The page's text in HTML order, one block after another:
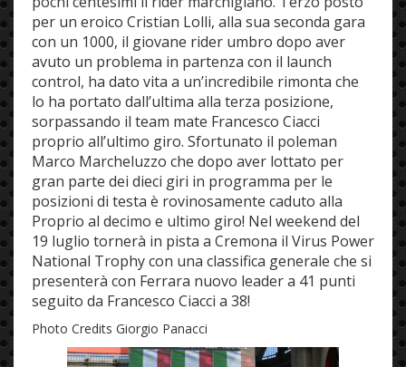
per un eroico Cristian Lolli, alla sua seconda gara
con un 1000, il giovane rider umbro dopo aver
avuto un problema in partenza con il launch
control, ha dato vita a un’incredibile rimonta che
lo ha portato dall’ultima alla terza posizione,
sorpassando il team mate Francesco Ciacci
proprio all’ultimo giro. Sfortunato il poleman
Marco Marcheluzzo che dopo aver lottato per
gran parte dei dieci giri in programma per le
posizioni di testa è rovinosamente caduto alla
Proprio al decimo e ultimo giro! Nel weekend del
19 luglio tornerà in pista a Cremona il Virus Power
National Trophy con una classifica generale che si
presenterà con Ferrara nuovo leader a 41 punti
seguito da Francesco Ciacci a 38!
Photo Credits Giorgio Panacci